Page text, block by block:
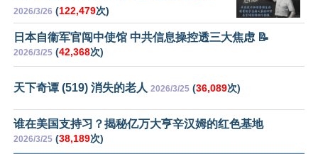
2026/3/26 (122,479次)
日本自衞军官闯中使馆 中共信息操控透三大焦虑 📝
2026/3/25 (42,368次)
天下奇谭 (519) 消失的老人 2026/3/25 (36,089次)
谁在美国支持习？揭秘亿万大亨辛汉姆的红色基地
2026/3/25 (38,189次)